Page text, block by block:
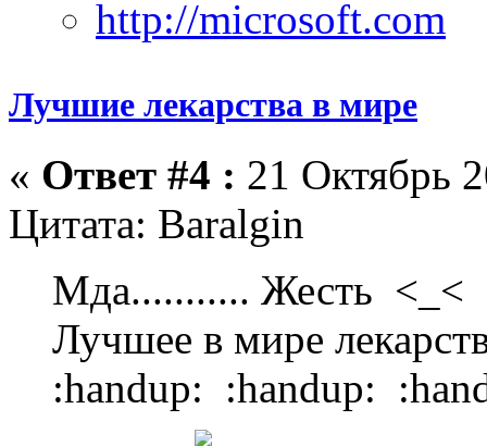
Лучшие лекарства в мире
« Ответ #4 : 21 Октябрь
Цитата: Baralgin
Мда........... Жесть <_<
Лучшее в мире
:handup: :handup: